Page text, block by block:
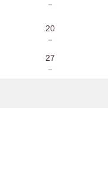
－
20
－
27
－